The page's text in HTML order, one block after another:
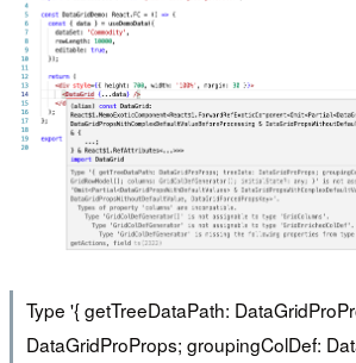
Type '{ getTreeDataPath:
DataGridProProps; groupingColDef: